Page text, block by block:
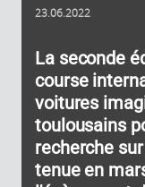
23.06.2022
La seconde
course
voitures
toulousains
recherche
tenue en